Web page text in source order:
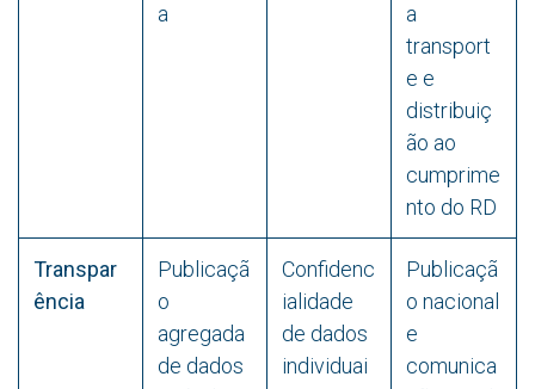
a
a
transport
e e
distribuiç
ão ao
cumprime
nto do RD
Transpar
ência
Publicaçã
o
agregada
de dados
Confidenc
ialidade
de dados
individuai
Publicaçã
o nacional
e
comunica